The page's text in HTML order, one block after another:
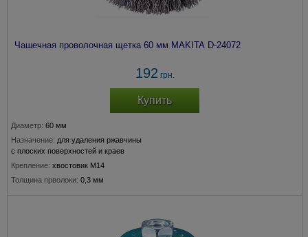
Чашечная проволочная щетка 60 мм MAKITA D-24072
192 грн.
Купить
Диаметр: 60 мм
Назначение: для удаления ржавчины
с плоских поверхностей и краев
Крепление: хвостовик М14
Толщина прволоки: 0,3 мм
Подходит для модели: 115, 150 мм